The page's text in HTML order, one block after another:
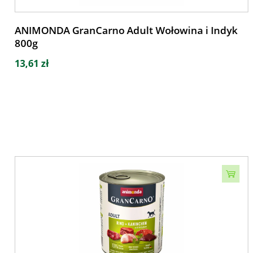
ANIMONDA GranCarno Adult Wołowina i Indyk
800g
13,61 zł